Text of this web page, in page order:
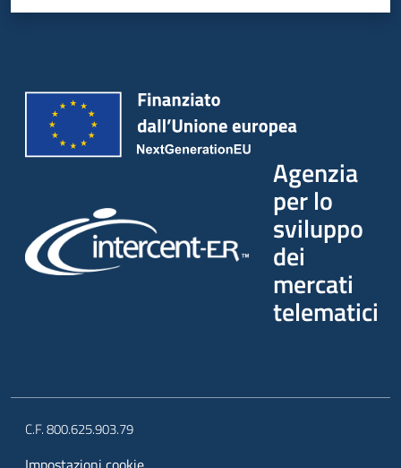
Agenzia
per lo
sviluppo
dei
mercati
telematici
C.F. 800.625.903.79